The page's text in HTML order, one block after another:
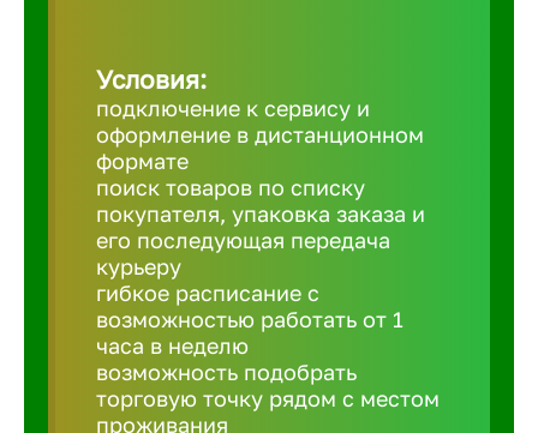
Условия:
подключение к сервису и
оформление в дистанционном
формате
поиск товаров по списку
покупателя, упаковка заказа и
его последующая передача
курьеру
гибкое расписание с
возможностью работать от 1
часа в неделю
возможность подобрать
торговую точку рядом с местом
проживания